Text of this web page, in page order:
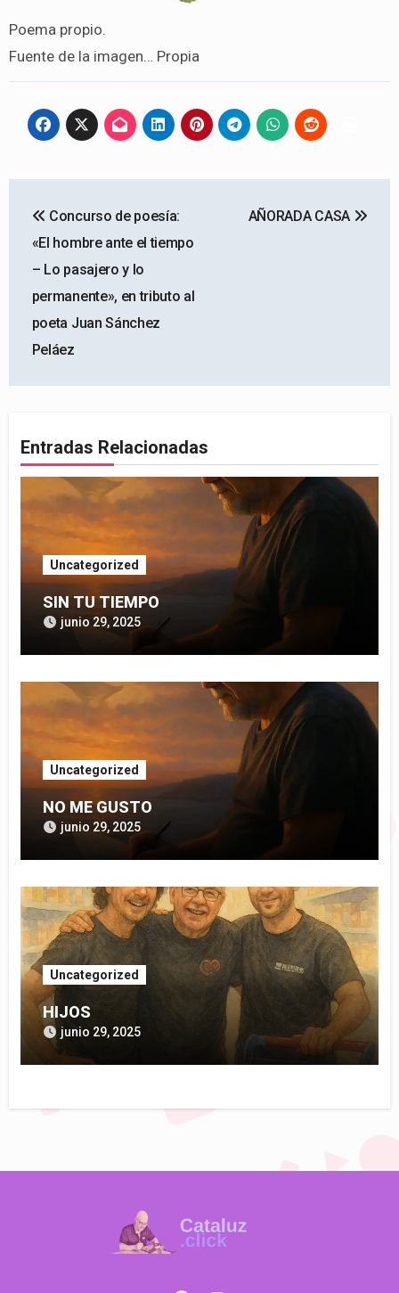
Poema propio.
Fuente de la imagen… Propia
de
entradas
Concurso de poesía:
«El hombre ante el tiempo
– Lo pasajero y lo
permanente», en tributo al
poeta Juan Sánchez
Peláez
AÑORADA CASA
Entradas Relacionadas
Uncategorized
SIN TU TIEMPO
junio 29, 2025
Uncategorized
NO ME GUSTO
junio 29, 2025
Uncategorized
HIJOS
junio 29, 2025